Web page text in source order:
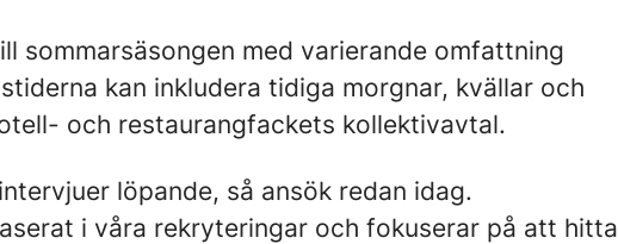
sommarsäsongen med varierande omfattning
kan inkludera tidiga morgnar, kvällar och
och restaurangfackets kollektivavtal.
löpande, så ansök redan idag.
i våra rekryteringar och fokuserar på att hitta